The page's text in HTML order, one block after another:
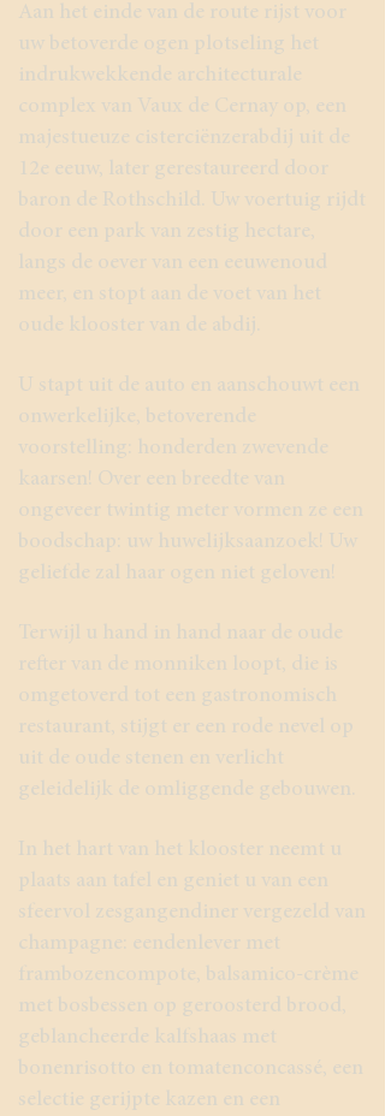
Aan het einde van de route rijst voor
uw betoverde ogen plotseling het
indrukwekkende architecturale
complex van Vaux de Cernay op, een
majestueuze cisterciënzerabdij uit de
12e eeuw, later gerestaureerd door
baron de Rothschild. Uw voertuig rijdt
door een park van zestig hectare,
langs de oever van een eeuwenoud
meer, en stopt aan de voet van het
oude klooster van de abdij.
U stapt uit de auto en aanschouwt een
onwerkelijke, betoverende
voorstelling: honderden zwevende
kaarsen! Over een breedte van
ongeveer twintig meter vormen ze een
boodschap: uw huwelijksaanzoek! Uw
geliefde zal haar ogen niet geloven!
Terwijl u hand in hand naar de oude
refter van de monniken loopt, die is
omgetoverd tot een gastronomisch
restaurant, stijgt er een rode nevel op
uit de oude stenen en verlicht
geleidelijk de omliggende gebouwen.
In het hart van het klooster neemt u
plaats aan tafel en geniet u van een
sfeervol zesgangendiner vergezeld van
champagne: eendenlever met
frambozencompote, balsamico-crème
met bosbessen op geroosterd brood,
geblancheerde kalfshaas met
bonenrisotto en tomatenconcassé, een
selectie gerijpte kazen en een